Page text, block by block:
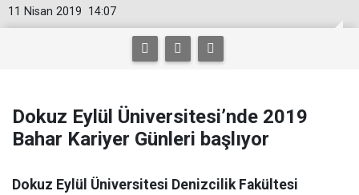
14:07
11 Nisan 2019
Dokuz Eylül Üniversitesi’nde 2019
Bahar Kariyer Günleri başlıyor
Dokuz Eylül Üniversitesi Denizcilik Fakültesi